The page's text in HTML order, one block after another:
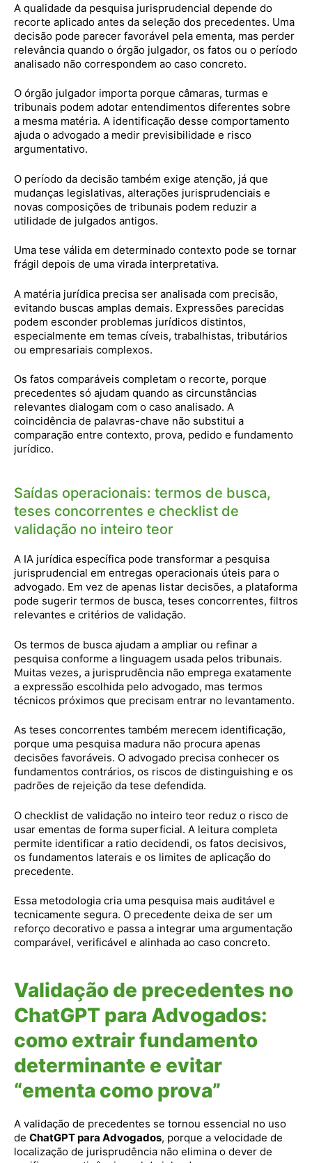
A qualidade da pesquisa jurisprudencial depende do
recorte aplicado antes da seleção dos precedentes. Uma
decisão pode parecer favorável pela ementa, mas perder
relevância quando o órgão julgador, os fatos ou o período
analisado não correspondem ao caso concreto.
O órgão julgador importa porque câmaras, turmas e
tribunais podem adotar entendimentos diferentes sobre
a mesma matéria. A identificação desse comportamento
ajuda o advogado a medir previsibilidade e risco
argumentativo.
O período da decisão também exige atenção, já que
mudanças legislativas, alterações jurisprudenciais e
novas composições de tribunais podem reduzir a
utilidade de julgados antigos.
Uma tese válida em determinado contexto pode se tornar
frágil depois de uma virada interpretativa.
A matéria jurídica precisa ser analisada com precisão,
evitando buscas amplas demais. Expressões parecidas
podem esconder problemas jurídicos distintos,
especialmente em temas cíveis, trabalhistas, tributários
ou empresariais complexos.
Os fatos comparáveis completam o recorte, porque
precedentes só ajudam quando as circunstâncias
relevantes dialogam com o caso analisado. A
coincidência de palavras-chave não substitui a
comparação entre contexto, prova, pedido e fundamento
jurídico.
Saídas operacionais: termos de busca,
teses concorrentes e checklist de
validação no inteiro teor
A IA jurídica específica pode transformar a pesquisa
jurisprudencial em entregas operacionais úteis para o
advogado. Em vez de apenas listar decisões, a plataforma
pode sugerir termos de busca, teses concorrentes, filtros
relevantes e critérios de validação.
Os termos de busca ajudam a ampliar ou refinar a
pesquisa conforme a linguagem usada pelos tribunais.
Muitas vezes, a jurisprudência não emprega exatamente
a expressão escolhida pelo advogado, mas termos
técnicos próximos que precisam entrar no levantamento.
As teses concorrentes também merecem identificação,
porque uma pesquisa madura não procura apenas
decisões favoráveis. O advogado precisa conhecer os
fundamentos contrários, os riscos de distinguishing e os
padrões de rejeição da tese defendida.
O checklist de validação no inteiro teor reduz o risco de
usar ementas de forma superficial. A leitura completa
permite identificar a ratio decidendi, os fatos decisivos,
os fundamentos laterais e os limites de aplicação do
precedente.
Essa metodologia cria uma pesquisa mais auditável e
tecnicamente segura. O precedente deixa de ser um
reforço decorativo e passa a integrar uma argumentação
comparável, verificável e alinhada ao caso concreto.
Validação de precedentes no
ChatGPT para Advogados:
como extrair fundamento
determinante e evitar
“ementa como prova”
A validação de precedentes se tornou essencial no uso
de ChatGPT para Advogados, porque a velocidade de
localização de jurisprudência não elimina o dever de